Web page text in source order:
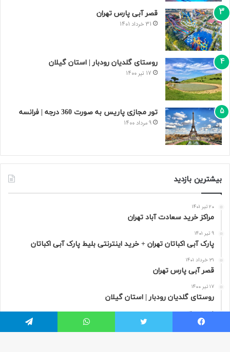
قصر آبی پارس تهران
31 خرداد 1401
روستای گلدیان رودبار | استان گیلان
17 تیر 1400
تور مجازی پاریس به صورت 360 درجه | فرانسه
9 مرداد 1400
بیشترین بازدید
20 تیر 1401
مراکز خرید سعادت‌ آباد تهران
9 تیر 1401
پارک آبی اکباتان تهران + خرید اینترنتی بلیط پارک آبی اکباتان
31 خرداد 1401
قصر آبی پارس تهران
17 تیر 1400
روستای گلدیان رودبار | استان گیلان
9 مرداد 1400
تور مجازی پاریس به صورت 360 درجه | فرانسه
فیسبوک توییتر واتس آپ تلگرام